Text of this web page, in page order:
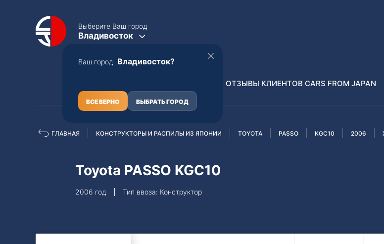
Выберите Ваш город
Владивосток
Ваш город Владивосток?
ВСЕ ВЕРНО ВЫБРАТЬ ГОРОД
Полная пошлина Распилы и
ОТЗЫВЫ КЛИЕНТОВ CARS FROM JAPAN
ГЛАВНАЯ КОНСТРУКТОРЫ И РАСПИЛЫ ИЗ ЯПОНИИ TOYOTA PASSO KGC10 2006
Toyota PASSO KGC10
2006 год Тип ввоза: Конструктор